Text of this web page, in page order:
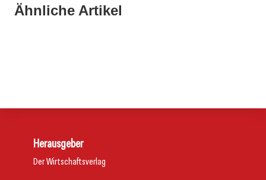
Ähnliche Artikel
13. Juli 2026
Honorareingriffe bei Immobilienmaklern auf dem
Herausgeber
Der Wirtschaftsverlag